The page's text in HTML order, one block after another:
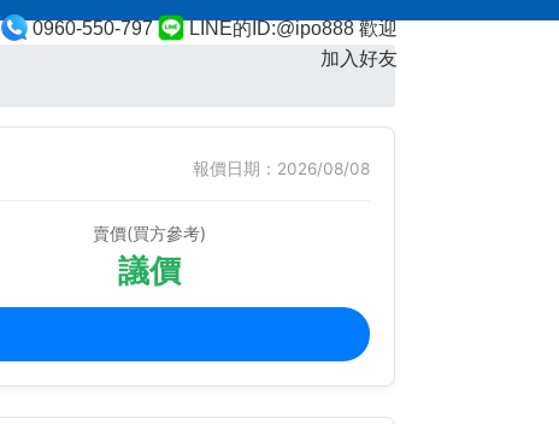
0960-550-797
LINE的ID:@ipo888 歡迎
加入好友
報價日期：2026/08/08
賣價(買方參考)
議價